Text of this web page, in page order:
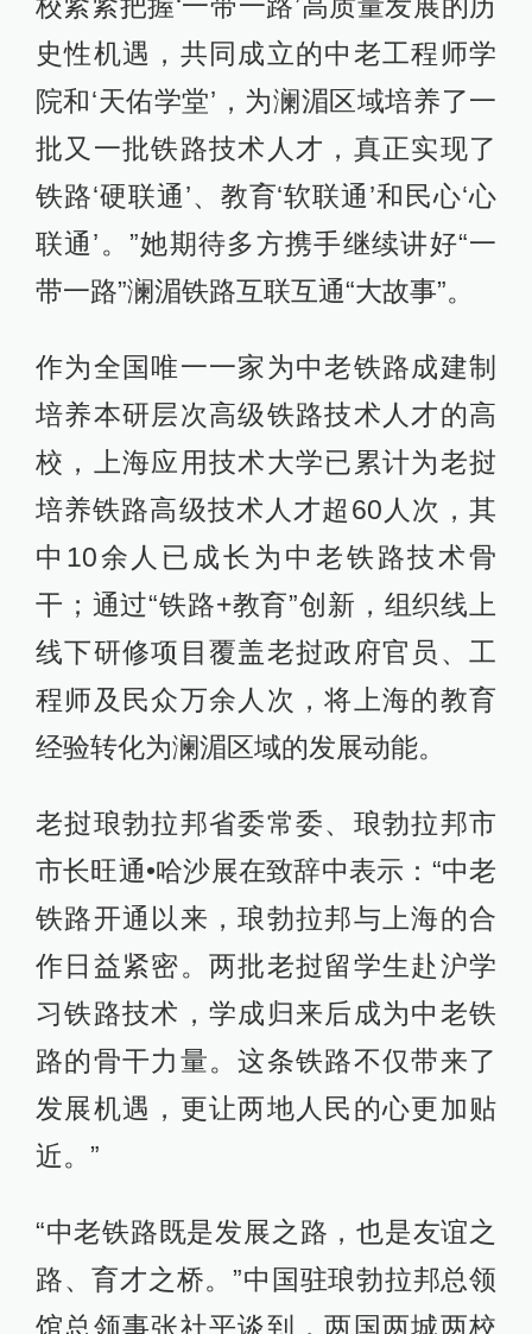
校紧紧把握‘一带一路’高质量发展的历
史性机遇，共同成立的中老工程师学
院和‘天佑学堂’，为澜湄区域培养了一
批又一批铁路技术人才，真正实现了
铁路‘硬联通’、教育‘软联通’和民心‘心
联通’。”她期待多方携手继续讲好“一
带一路”澜湄铁路互联互通“大故事”。
作为全国唯一一家为中老铁路成建制
培养本研层次高级铁路技术人才的高
校，上海应用技术大学已累计为老挝
培养铁路高级技术人才超60人次，其
中10余人已成长为中老铁路技术骨
干；通过“铁路+教育”创新，组织线上
线下研修项目覆盖老挝政府官员、工
程师及民众万余人次，将上海的教育
经验转化为澜湄区域的发展动能。
老挝琅勃拉邦省委常委、琅勃拉邦市
市长旺通•哈沙展在致辞中表示：“中老
铁路开通以来，琅勃拉邦与上海的合
作日益紧密。两批老挝留学生赴沪学
习铁路技术，学成归来后成为中老铁
路的骨干力量。这条铁路不仅带来了
发展机遇，更让两地人民的心更加贴
近。”
“中老铁路既是发展之路，也是友谊之
路、育才之桥。”中国驻琅勃拉邦总领
馆总领事张社平谈到，两国两城两校